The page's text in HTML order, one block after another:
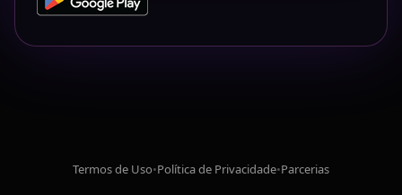
Termos de Uso•Política de Privacidade•Parcerias